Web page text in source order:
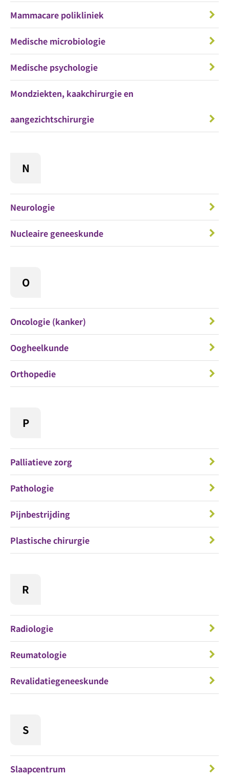
Mammacare polikliniek
Medische microbiologie
Medische psychologie
Mondziekten, kaakchirurgie en
aangezichtschirurgie
N
Neurologie
Nucleaire geneeskunde
O
Oncologie (kanker)
Oogheelkunde
Orthopedie
P
Palliatieve zorg
Pathologie
Pijnbestrijding
Plastische chirurgie
R
Radiologie
Reumatologie
Revalidatiegeneeskunde
S
Slaapcentrum